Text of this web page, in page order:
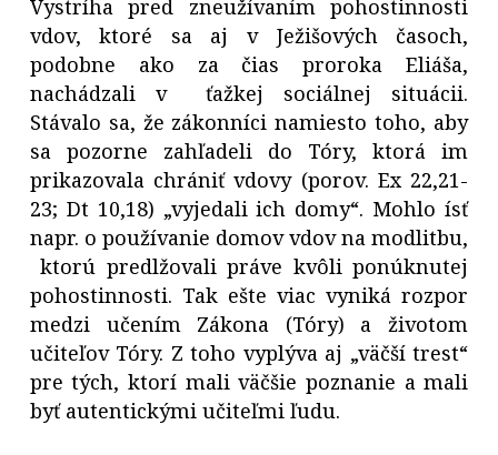
Vystríha pred zneužívaním pohostinnosti
vdov, ktoré sa aj v Ježišových časoch,
podobne ako za čias proroka Eliáša,
nachádzali v ťažkej sociálnej situácii.
Stávalo sa, že zákonníci namiesto toho, aby
sa pozorne zahľadeli do Tóry, ktorá im
prikazovala chrániť vdovy (porov. Ex 22,21-
23; Dt 10,18) „vyjedali ich domy“. Mohlo ísť
napr. o používanie domov vdov na modlitbu,
ktorú predlžovali práve kvôli ponúknutej
pohostinnosti. Tak ešte viac vyniká rozpor
medzi učením Zákona (Tóry) a životom
učiteľov Tóry. Z toho vyplýva aj „väčší trest“
pre tých, ktorí mali väčšie poznanie a mali
byť autentickými učiteľmi ľudu.